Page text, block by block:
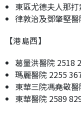
東區尤德夫人那
律敦治及鄧肇堅
【港島西】
葛量洪醫院 2518
瑪麗醫院 2255
東華三院馮堯敬
東華醫院 2589